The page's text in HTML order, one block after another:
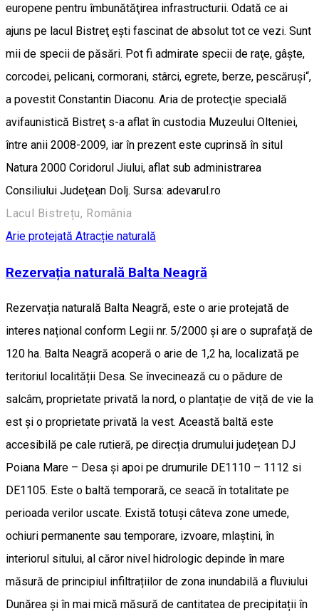
europene pentru îmbunătăţirea infrastructurii. Odată ce ai
ajuns pe lacul Bistreţ eşti fascinat de absolut tot ce vezi. Sunt
mii de specii de păsări. Pot fi admirate specii de raţe, gâşte,
corcodei, pelicani, cormorani, stârci, egrete, berze, pescăruşi“,
a povestit Constantin Diaconu. Aria de protecţie specială
avifaunistică Bistreţ s-a aflat în custodia Muzeului Olteniei,
între anii 2008-2009, iar în prezent este cuprinsă în situl
Natura 2000 Coridorul Jiului, aflat sub administrarea
Consiliului Judeţean Dolj. Sursa: adevarul.ro
Lacul Bistrețu, România
Arie protejată Atracție naturală
Rezervația naturală Balta Neagră
Rezervația naturală Balta Neagră, este o arie protejată de
interes național conform Legii nr. 5/2000 și are o suprafață de
120 ha. Balta Neagră acoperă o arie de 1,2 ha, localizată pe
teritoriul localității Desa. Se învecinează cu o pădure de
salcâm, proprietate privată la nord, o plantație de viță de vie la
est și o proprietate privată la vest. Această baltă este
accesibilă pe cale rutieră, pe direcția drumului județean DJ
Poiana Mare – Desa și apoi pe drumurile DE1110 – 1112 si
DE1105. Este o baltă temporară, ce seacă în totalitate pe
perioada verilor uscate. Există totuși câteva zone umede,
ochiuri permanente sau temporare, izvoare, mlaștini, în
interiorul sitului, al căror nivel hidrologic depinde în mare
măsură de principiul infiltrațiilor de zona inundabilă a fluviului
Dunărea și în mai mică măsură de cantitatea de precipitații în